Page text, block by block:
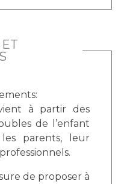
à partir des
de l’enfant
parents, leur
de proposer à